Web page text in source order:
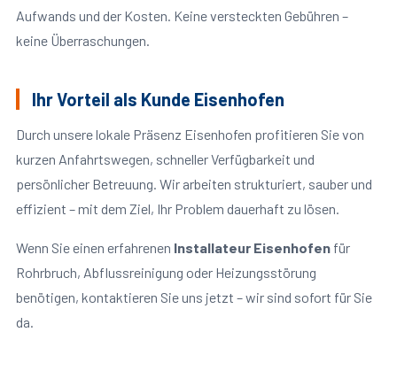
Aufwands und der Kosten. Keine versteckten Gebühren –
keine Überraschungen.
Ihr Vorteil als Kunde Eisenhofen
Durch unsere lokale Präsenz Eisenhofen profitieren Sie von
kurzen Anfahrtswegen, schneller Verfügbarkeit und
persönlicher Betreuung. Wir arbeiten strukturiert, sauber und
effizient – mit dem Ziel, Ihr Problem dauerhaft zu lösen.
Wenn Sie einen erfahrenen Installateur Eisenhofenfür
Rohrbruch, Abflussreinigung oder Heizungsstörung
benötigen, kontaktieren Sie uns jetzt – wir sind sofort für Sie
da.